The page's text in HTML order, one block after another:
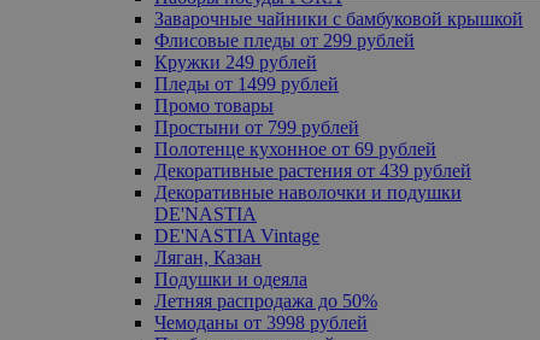
Заварочные чайники с бамбуковой крышкой
Флисовые пледы от 299 рублей
Кружки 249 рублей
Пледы от 1499 рублей
Промо товары
Простыни от 799 рублей
Полотенце кухонное от 69 рублей
Декоративные растения от 439 рублей
Декоративные наволочки и подушки
DE'NASTIA
DE'NASTIA Vintage
Ляган, Казан
Подушки и одеяла
Летняя распродажа до 50%
Чемоданы от 3998 рублей